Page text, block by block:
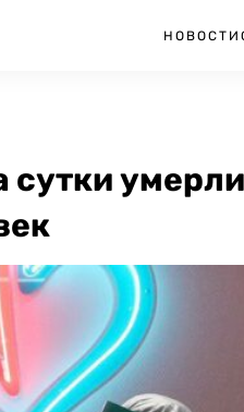
НОВОСТИ
сутки